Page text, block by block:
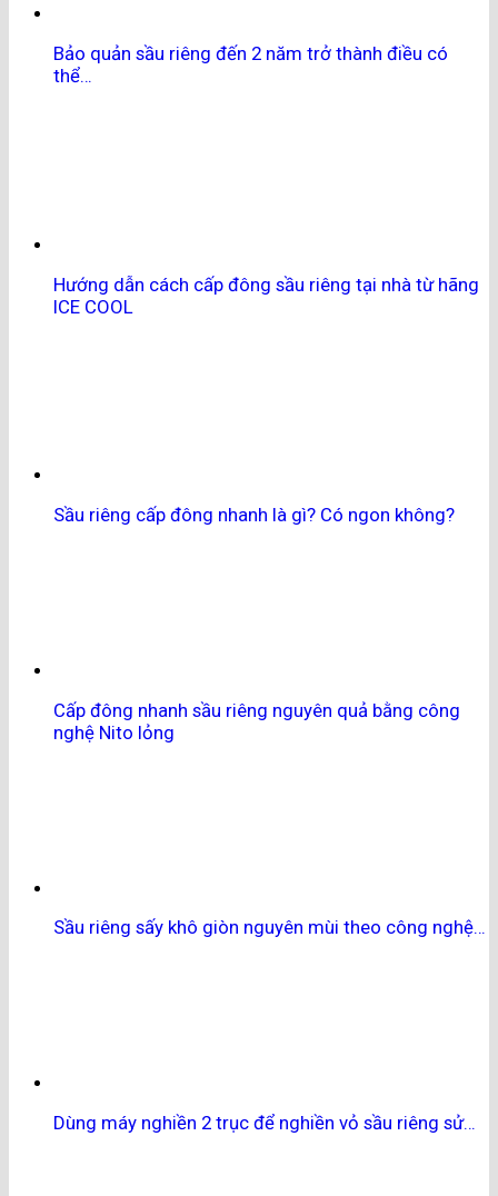
Bảo quản sầu riêng đến 2 năm trở thành điều có
thể…
Hướng dẫn cách cấp đông sầu riêng tại nhà từ hãng
ICE COOL
Sầu riêng cấp đông nhanh là gì? Có ngon không?
Cấp đông nhanh sầu riêng nguyên quả bằng công
nghệ Nito lỏng
Sầu riêng sấy khô giòn nguyên mùi theo công nghệ…
Dùng máy nghiền 2 trục để nghiền vỏ sầu riêng sử…